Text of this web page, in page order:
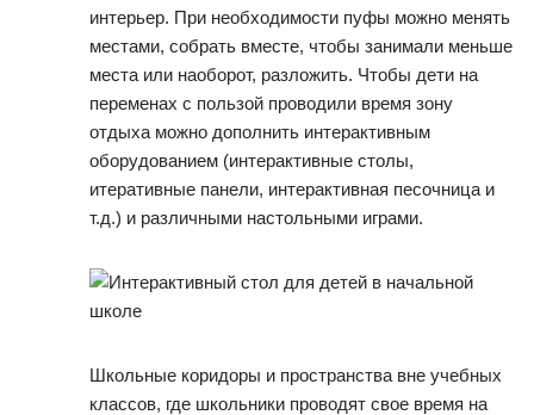
интерьер. При необходимости пуфы можно менять
местами, собрать вместе, чтобы занимали меньше
места или наоборот, разложить. Чтобы дети на
переменах с пользой проводили время зону
отдыха можно дополнить интерактивным
оборудованием (интерактивные столы,
итеративные панели, интерактивная песочница и
т.д.) и различными настольными играми.
Школьные коридоры и пространства вне учебных
классов, где школьники проводят свое время на